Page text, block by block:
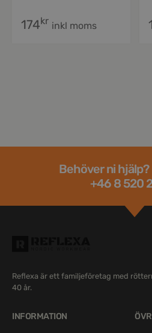
174kr inkl moms
Behöver ni hjälp?
+46 8 520
Reflexa är ett familjeföretag med
40 år.
INFORMATION